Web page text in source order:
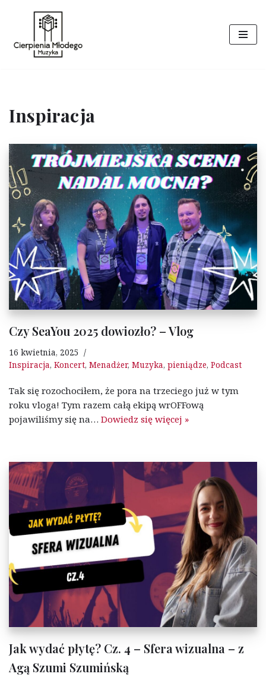
Przejdź
do
Inspiracja
Czy SeaYou 2025 dowiozło? – Vlog
16 kwietnia, 2025
Inspiracja, Koncert, Menadżer, Muzyka, pieniądze, Podcast
Tak się rozochociłem, że pora na trzeciego już w tym
roku vloga! Tym razem całą ekipą wrOFFową
pojawiliśmy się na… Dowiedz się więcej »
Jak wydać płytę? Cz. 4 – Sfera wizualna – z
Agą Szumi Szumińską